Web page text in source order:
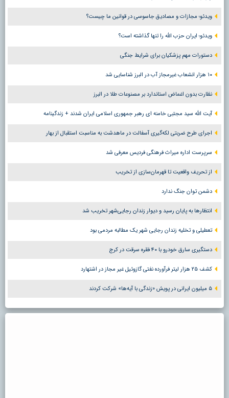
ویدئو؛ مجازات و مصادیق جاسوسی در قوانین ما چیست؟
ویدئو؛ ایران حزب الله را تنها گذاشته است؟
دستورات مهم پزشکیان برای شرایط جنگی
۱۰ هزار انشعاب غیرمجاز آب در البرز شناسایی شد
نظارت بدون اغماض استاندارد بر مصنوعات طلا در البرز
آیت الله سید مجتبی خامنه ای رهبر جمهوری اسلامی ایران شدند + زندگینامه
اجرای طرح ضربتی لکه‌گیری آسفالت در ماهدشت به مناسبت استقبال از بهار
سرپرست اداره میراث فرهنگی فردیس معرفی شد
از تحریف واقعیت تا قهرمان‌سازی از تخریب
دشمن توان جنگ ندارد
انتظارها به پایان رسید و دیوار زندان رجایی‌شهر تخریب شد
تعطیلی و تخلیه زندان رجایی شهر یک مطالبه مردمی بود
دستگیری سارق خودرو با ۴۰ فقره سرقت در کرج
کشف ۲۵ هزار لیتر فرآورده نفتی گازوئیل غیر مجاز در اشتهارد
۵ میلیون ایرانی در پویش «زندگی با آیه‌ها» شرکت کردند